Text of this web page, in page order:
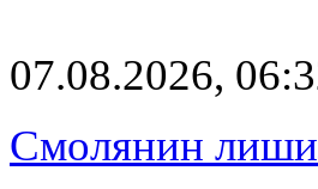
07.08.2026,
Смолянин